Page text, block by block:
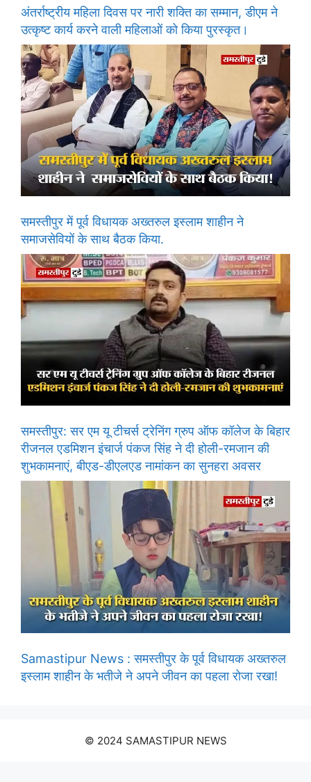
अंतर्राष्ट्रीय महिला दिवस पर नारी शक्ति का सम्मान, डीएम ने
उत्कृष्ट कार्य करने वाली महिलाओं को किया पुरस्कृत।
समस्तीपुर में पूर्व विधायक अख्तरुल इस्लाम शाहीन ने
समाजसेवियों के साथ बैठक किया.
समस्तीपुर: सर एम यू टीचर्स ट्रेनिंग ग्रुप ऑफ कॉलेज के बिहार
रीजनल एडमिशन इंचार्ज पंकज सिंह ने दी होली-रमजान की
शुभकामनाएं, बीएड-डीएलएड नामांकन का सुनहरा अवसर
Samastipur News : समस्तीपुर के पूर्व विधायक अख्तरुल
इस्लाम शाहीन के भतीजे ने अपने जीवन का पहला रोजा रखा!
© 2024 SAMASTIPUR NEWS